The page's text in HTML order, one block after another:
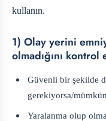
kullanın.
1) Olay yerini
olmadığını kontrol
Güvenli bir şekilde
gerekiyorsa/
Yaralanma olup